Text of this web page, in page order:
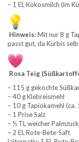
– 1 EL Kokosmilch (im
Hinweis:Mit nur 8 g
passt gut, da Kürbis
Rosa Teig
– 115 g gekochte
– 40 g Klebreismehl
– 10 g Tapiokamehl (ca.
– 1 Prise Salz
– ½ TL weicher
– 2 EL Rote-Bete-Saft